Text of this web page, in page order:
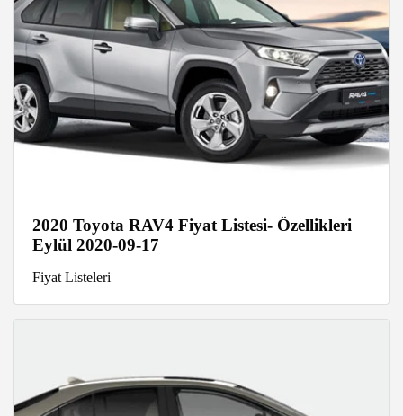
2020 Toyota RAV4 Fiyat Listesi- Özellikleri
Eylül 2020-09-17
Fiyat Listeleri